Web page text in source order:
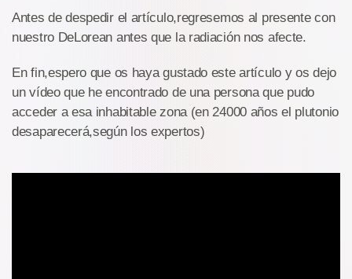
Antes de despedir el artículo,regresemos al presente con
nuestro DeLorean antes que la radiación nos afecte.
En fin,espero que os haya gustado este artículo y os dejo
un vídeo que he encontrado de una persona que pudo
acceder a esa inhabitable zona (en 24000 años el plutonio
desaparecerá,según los expertos)